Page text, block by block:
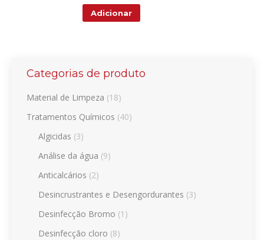
Adicionar
Categorias de produto
Material de Limpeza (18)
Tratamentos Químicos (40)
Algicidas (3)
Análise da água (9)
Anticalcários (2)
Desincrustrantes e Desengordurantes (3)
Desinfecção Bromo (1)
Desinfecção cloro (8)